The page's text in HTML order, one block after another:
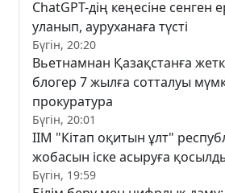
ChatGPT-дің кеңесіне сенген
уланып, ауруханаға түсті
Бүгін, 20:20
Вьетнамнан Қазақстанға
блогер 7 жылға сотталуы
прокуратура
Бүгін, 20:01
ІІМ "Кітап оқитын ұлт"
жобасын іске асыруға
Бүгін, 19:59